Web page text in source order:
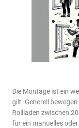
Die Montage ist ein
gilt. Generell
Rollladen zwischen
für ein manuelles